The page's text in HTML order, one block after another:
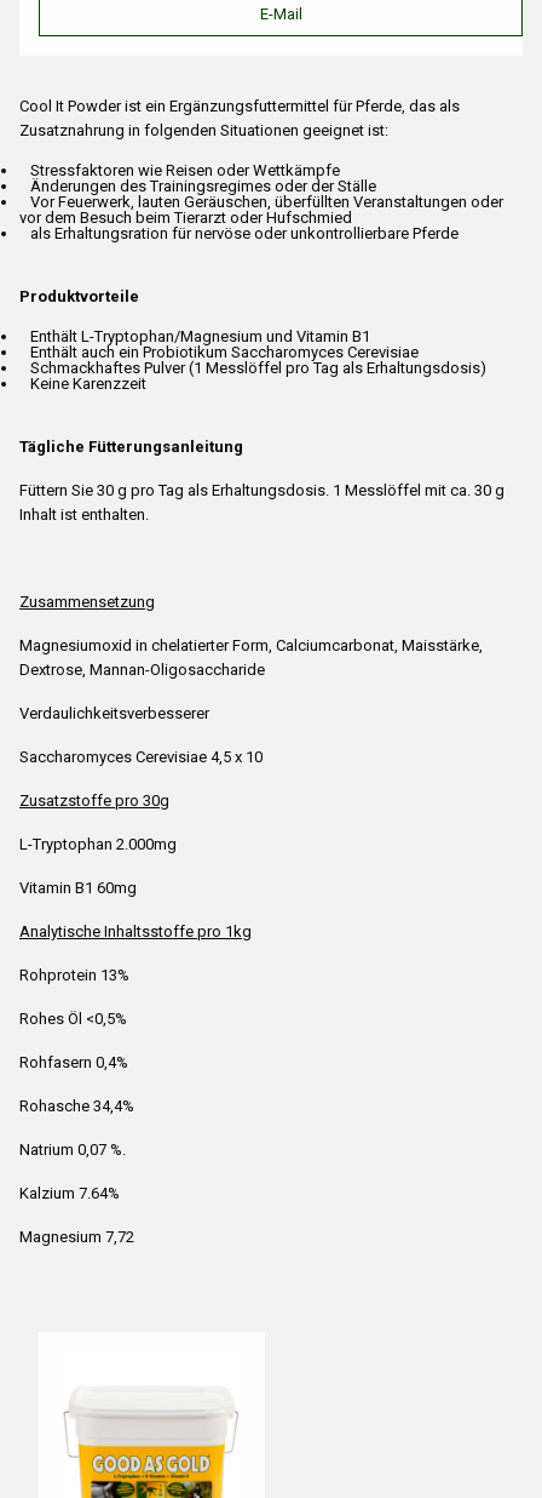
E-Mail
Cool It Powder ist ein Ergänzungsfuttermittel für Pferde, das als
Zusatznahrung in folgenden Situationen geeignet ist:
Stressfaktoren wie Reisen oder Wettkämpfe
Änderungen des Trainingsregimes oder der Ställe
Vor Feuerwerk, lauten Geräuschen, überfüllten Veranstaltungen oder
vor dem Besuch beim Tierarzt oder Hufschmied
als Erhaltungsration für nervöse oder unkontrollierbare Pferde
Produktvorteile
Enthält L-Tryptophan/Magnesium und Vitamin B1
Enthält auch ein Probiotikum Saccharomyces Cerevisiae
Schmackhaftes Pulver (1 Messlöffel pro Tag als Erhaltungsdosis)
Keine Karenzzeit
Tägliche Fütterungsanleitung
Füttern Sie 30 g pro Tag als Erhaltungsdosis. 1 Messlöffel mit ca. 30 g
Inhalt ist enthalten.
Zusammensetzung
Magnesiumoxid in chelatierter Form, Calciumcarbonat, Maisstärke,
Dextrose, Mannan-Oligosaccharide
Verdaulichkeitsverbesserer
Saccharomyces Cerevisiae 4,5 x 10
Zusatzstoffe pro 30g
L-Tryptophan 2.000mg
Vitamin B1 60mg
Analytische Inhaltsstoffe pro 1kg
Rohprotein 13%
Rohes Öl <0,5%
Rohfasern 0,4%
Rohasche 34,4%
Natrium 0,07 %.
Kalzium 7.64%
Magnesium 7,72